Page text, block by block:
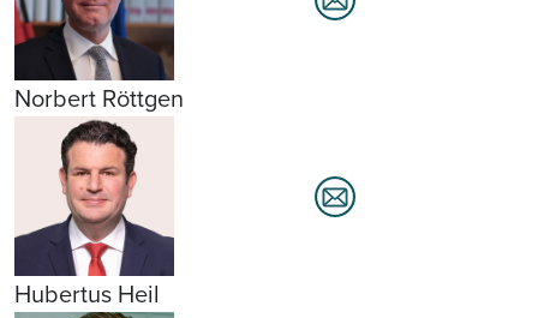
Norbert Röttgen
Hubertus Heil